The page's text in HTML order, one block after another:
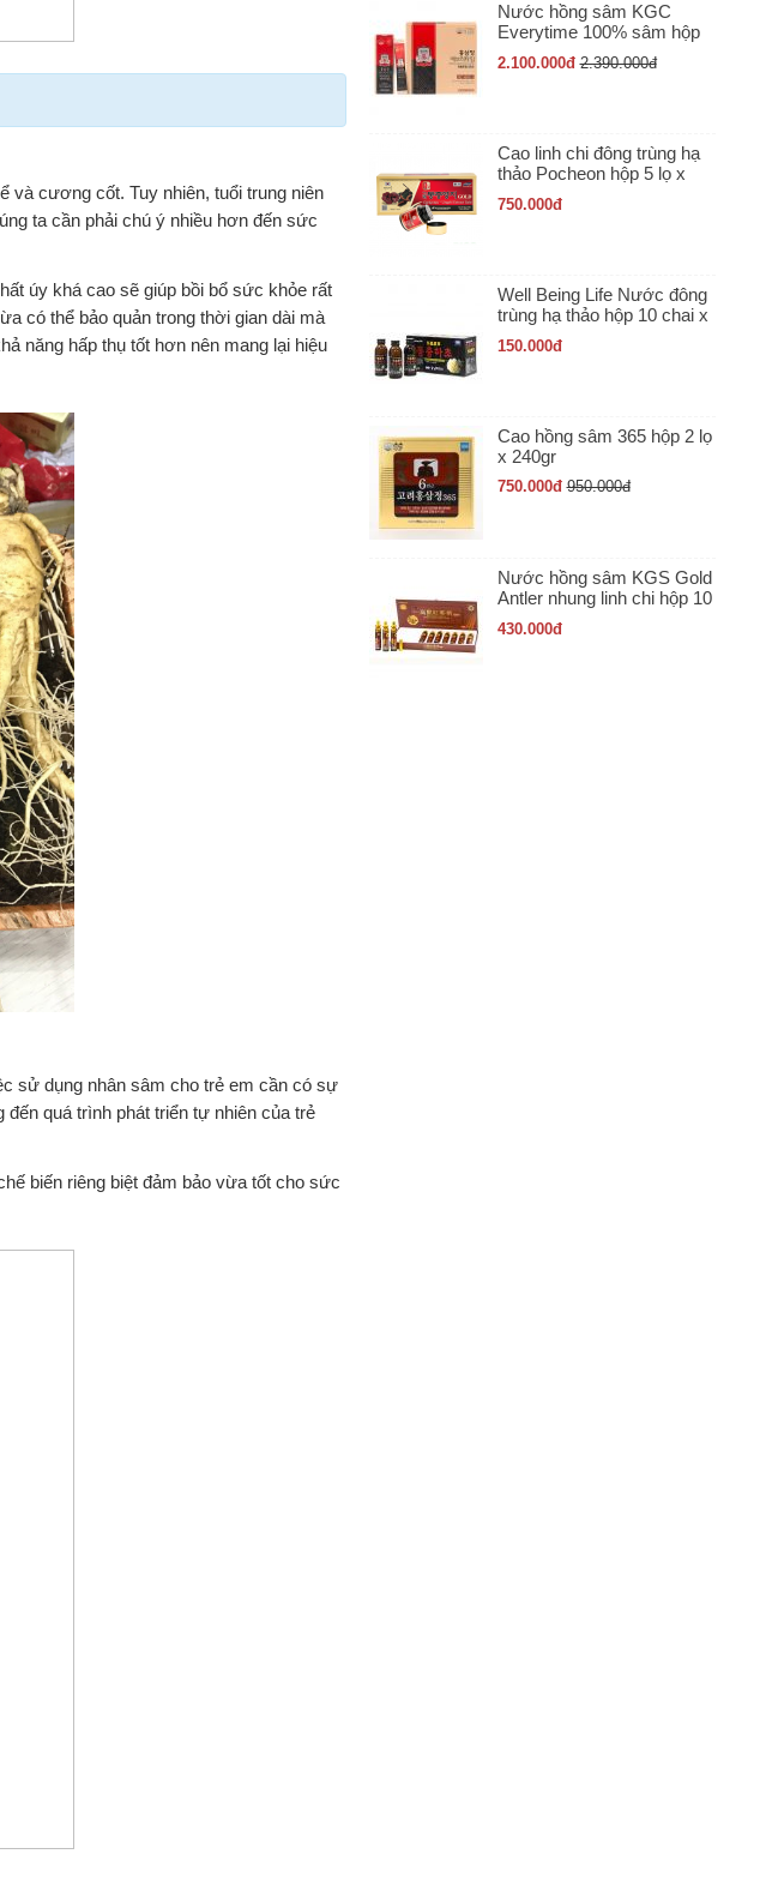
cương cốt. Tuy nhiên, tuổi trung niên
ta cần phải chú ý nhiều hơn đến sức
úy khá cao sẽ giúp bồi bổ sức khỏe rất
có thể bảo quản trong thời gian dài mà
năng hấp thụ tốt hơn nên mang lại hiệu
sử dụng nhân sâm cho trẻ em cần có sự
quá trình phát triển tự nhiên của trẻ
biến riêng biệt đảm bảo vừa tốt cho sức
Nước hồng sâm KGC
Everytime 100% sâm hộp
30 gói x 10ml
2.100.000đ 2.390.000đ
Cao linh chi đông trùng hạ
thảo Pocheon hộp 5 lọ x
50gr
750.000đ
Well Being Life Nước đông
trùng hạ thảo hộp 10 chai x
100ml
150.000đ
Cao hồng sâm 365 hộp 2 lọ
x 240gr
750.000đ 950.000đ
Nước hồng sâm KGS Gold
Antler nhung linh chi hộp 10
ống x 20ml
430.000đ